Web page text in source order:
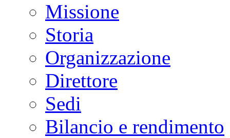
Missione
Storia
Organizzazione
Direttore
Sedi
Bilancio e rendimento